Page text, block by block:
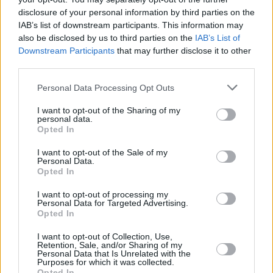
disclosure of your personal information by third parties on the
IAB’s list of downstream participants. This information may
also be disclosed by us to third parties on the IAB’s List of
Downstream Participants that may further disclose it to other
Please note that this website/app uses one or more Google
not limited to your visit or usage behaviour. You may click to
grant or deny consent to Google and its third-party tags to
use your data for below specified purposes in below Google
consent section.
Personal Data Processing Opt Outs
I want to opt-out of the Sharing of my
personal data.
Opted In
I want to opt-out of the Sale of my
Personal Data.
Opted In
I want to opt-out of processing my
Personal Data for Targeted Advertising.
Opted In
I want to opt-out of Collection, Use,
Retention, Sale, and/or Sharing of my
Personal Data that Is Unrelated with the
Purposes for which it was collected.
Doch diese dumpfe, staatlich kontrollierte Observanz konnte
die Jugend Ungarns nicht zufriedenstellen.
1971 kam es zu überraschend heftigen Protesten.
aber die Polizei löste die Veranstaltung schnell auf. An
verschiedenen Orten in der Stadt versammelten sich jedoch
weiterhin Menschenmengen. Die Behörden reagierten mit
Brutalität und schlugen mehrere Teilnehmer schwer. Zwanzig
Menschen wurden festgenommen und mehrere verhaftet.
Später wurden sie wegen zweifelhafter Anschuldigungen
Statue und das Verteilen von Trikolore-Armbinden.
Erneute Proteste in den 1970 er Jahren
Bis 1972 eskalierten die DemonstrationenDie Menge zog
vom Platz des 15. März und den offiziellen kommunistischen
Jugendinitiationen bei Batthyány Eternal Flame in den Garten
Kossuth Lajos Street zur Pet.fi-Statue zu marschierenDie
Polizei versperrte ihnen jedoch in Astoria den Weg.An
diesem Abend formierten sich Demonstranten im